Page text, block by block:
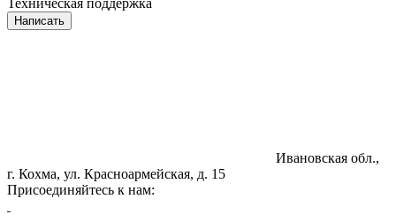
Техническая поддержка
Написать
Ивановская обл.,
г. Кохма, ул. Красноармейская, д. 15
Присоединяйтесь к нам: